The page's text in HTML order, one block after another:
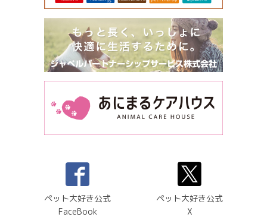
ペット大好き公式
FaceBook
ペット大好き公式
X